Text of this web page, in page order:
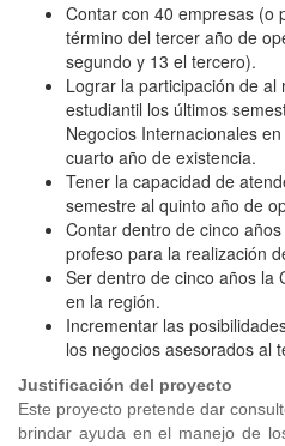
Contar con 40 empresas (o
término del tercer año de
segundo y 13 el tercero).
Lograr la participación de al
estudiantil los últimos
Negocios Internacionales
cuarto año de existencia.
Tener la capacidad de
semestre al quinto año de
Contar dentro de cinco
profeso para la realización
Ser dentro de cinco años la
en la región.
Incrementar las
los negocios asesorados al
Justificación del proyecto
Este proyecto pretende dar
brindar ayuda en el manejo de